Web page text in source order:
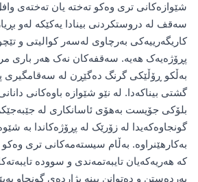
شێوازەکانی تری وەکو تەختە یان تەختەی
سەقف لە دروستکردنی بینادا یەکێکە لەو
کاریگەرییەکی بەرچاوی لەسەر کوالیتی و
پڕۆژەیەک هەیە. سەقفەکان نەک هەر باری
بەڵکو ڕۆڵێکی گرنگ دەگێڕن لە سەقامگیری
گشتی بیناکەدا. لە نێو شێوازە باوەکانی
بلۆکی جۆیست بەهۆی ئاسانکاری لە
گونجاوەکەیدا لە زۆرێک لە پڕۆژەکاندا بە
بەکارهێنراوە. بەڵام سیستەمەکانی تری
کە هەریەکەیان تایبەتمەندی و سوودە
بەردەستن و دەتوانن ببنە بژاردەی گونجاو